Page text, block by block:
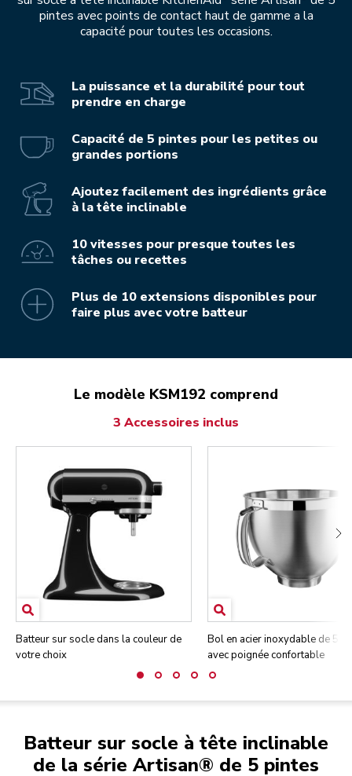
pintes avec points de contact haut de gamme a la
capacité pour toutes les occasions.
La puissance et la durabilité pour tout
prendre en charge
Capacité de 5 pintes pour les petites ou
grandes portions
Ajoutez facilement des ingrédients grâce
à la tête inclinable
10 vitesses pour presque toutes les
tâches ou recettes
Plus de 10 extensions disponibles pour
faire plus avec votre batteur
Le modèle KSM192 comprend
3 Accessoires inclus
Batteur sur socle dans la couleur de
votre choix
Bol en acier inoxydable de 5
avec poignée confortable
Batteur sur socle à tête inclinable
de la série Artisan® de 5 pintes